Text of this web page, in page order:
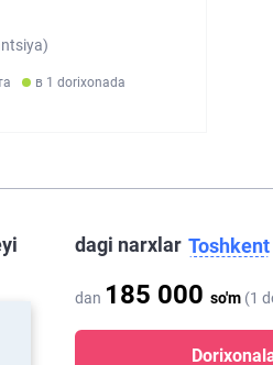
в 1 dorixonada
dagi narxlar Toshkent
dan 185 000 so'm (1